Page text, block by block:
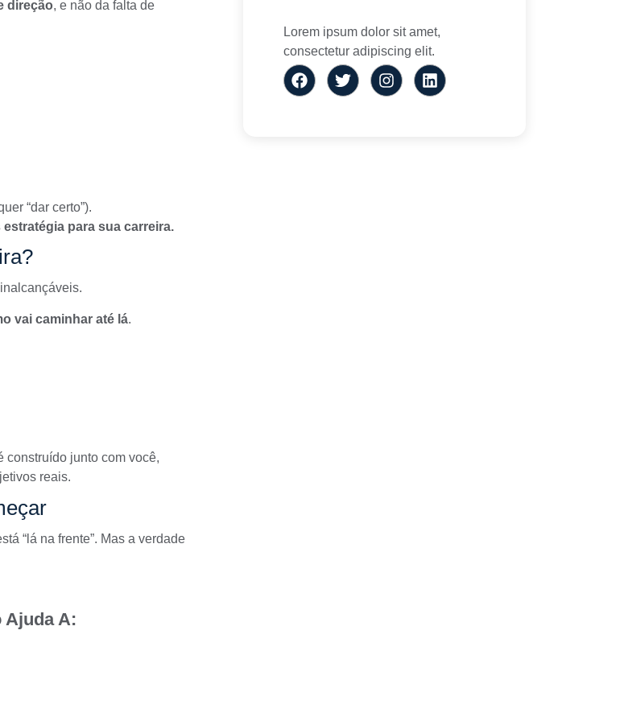
direção, e não da falta de
“dar certo”).
para sua carreira.
vai caminhar até lá.
construído junto com você,
reais.
“lá na frente”. Mas a verdade
Ajuda A:
Lorem ipsum dolor sit amet,
consectetur adipiscing elit.